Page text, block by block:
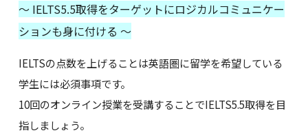
～ IELTS5.5取得をターゲットにロジカルコミュニケー
ションも身に付ける ～
IELTSの点数を上げることは英語圏に留学を希望している
学生には必須事項です。
10回のオンライン授業を受講することでIELTS5.5取得を目
指しましょう。